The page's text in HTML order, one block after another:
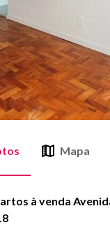
Mapa
à venda